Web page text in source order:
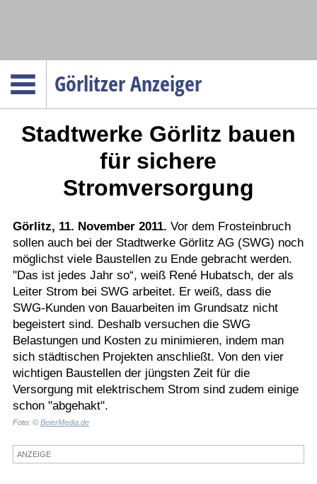
Görlitzer Anzeiger
Menüpunkte
Politik
Wirtschaft
Verkehr
Gesundheit
Kultur
Sport
Termine
Kostenlos
Stadtwerke Görlitz bauen
für sichere
Stromversorgung
Görlitz, 11. November 2011. Vor dem Frosteinbruch
sollen auch bei der Stadtwerke Görlitz AG (SWG) noch
möglichst viele Baustellen zu Ende gebracht werden.
"Das ist jedes Jahr so“, weiß René Hubatsch, der als
Leiter Strom bei SWG arbeitet. Er weiß, dass die
SWG-Kunden von Bauarbeiten im Grundsatz nicht
begeistert sind. Deshalb versuchen die SWG
Belastungen und Kosten zu minimieren, indem man
sich städtischen Projekten anschließt. Von den vier
wichtigen Baustellen der jüngsten Zeit für die
Versorgung mit elektrischem Strom sind zudem einige
schon "abgehakt".
Foto: © BeierMedia.de
ANZEIGE